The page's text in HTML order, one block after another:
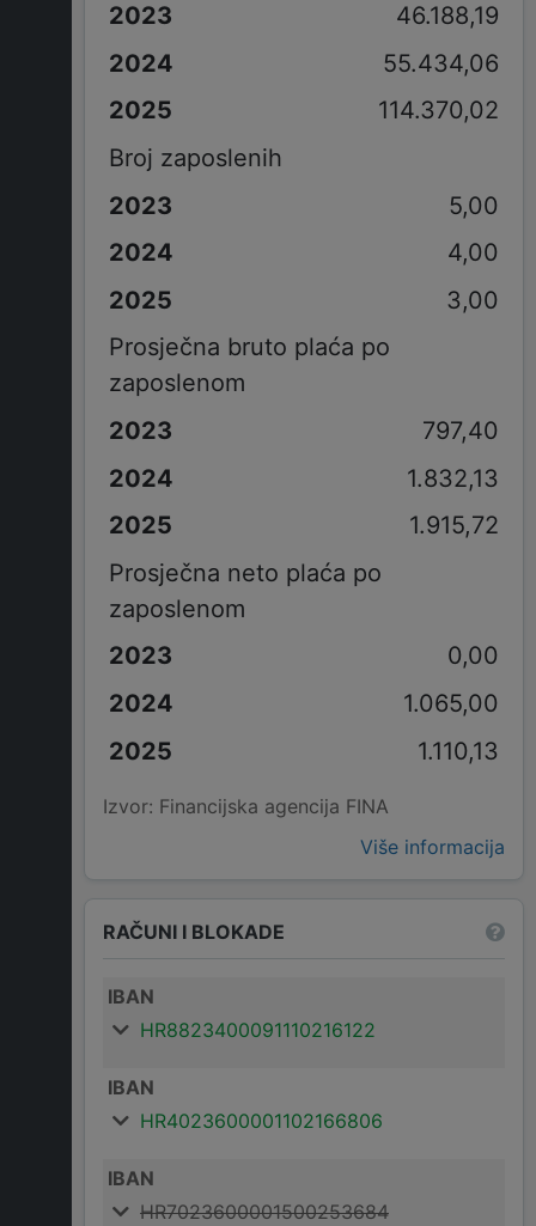
46.188,19
55.434,06
114.370,02
Broj zaposlenih
5,00
4,00
3,00
Prosječna bruto plaća po
zaposlenom
797,40
1.832,13
1.915,72
Prosječna neto plaća po
zaposlenom
0,00
1.065,00
1.110,13
Izvor: Financijska agencija FINA
Više informacija
RAČUNI I BLOKADE
IBAN
HR8823400091110216122
IBAN
HR4023600001102166806
IBAN
HR7023600001500253684